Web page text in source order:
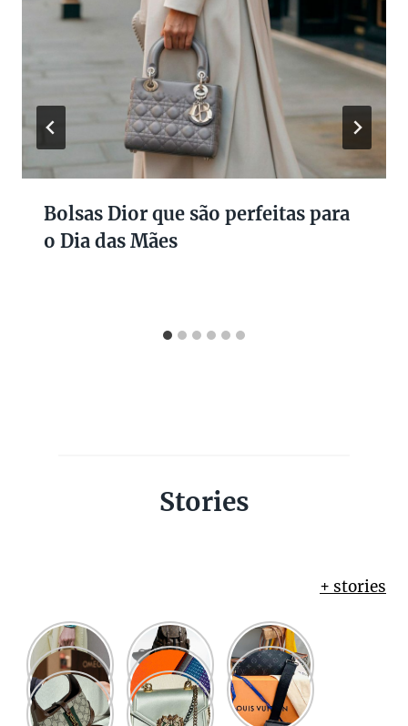
Bolsas Dior que são perfeitas para
o Dia das Mães
Stories
+ stories